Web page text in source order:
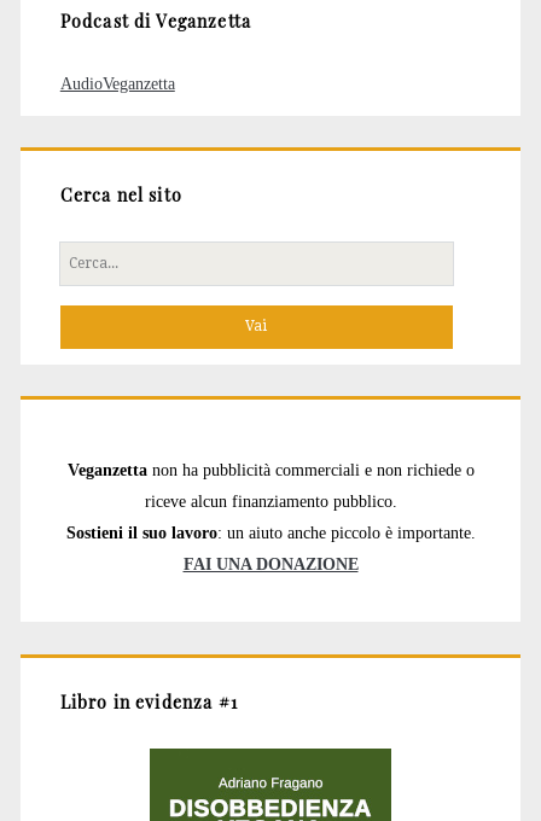
Podcast di Veganzetta
AudioVeganzetta
Cerca nel sito
Cerca
per:
Veganzetta non ha pubblicità commerciali e non richiede o
riceve alcun finanziamento pubblico.
Sostieni il suo lavoro: un aiuto anche piccolo è importante.
FAI UNA DONAZIONE
Libro in evidenza #1